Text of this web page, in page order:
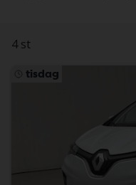
4 st
tisdag